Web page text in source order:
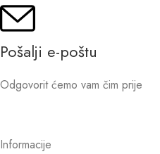
Pošalji e-poštu
Odgovorit ćemo vam čim prije
Informacije